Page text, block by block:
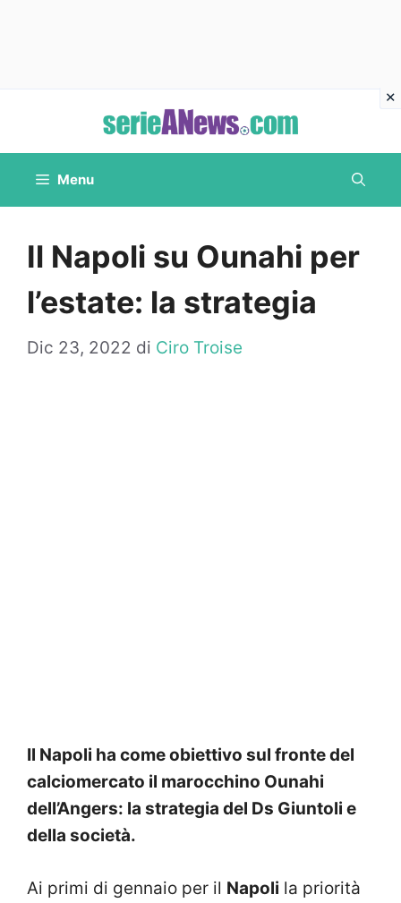
contenuto
Menu
Il Napoli su Ounahi per
l’estate: la strategia
Dic 23, 2022 di Ciro Troise
Il Napoli ha come obiettivo sul fronte del
calciomercato il marocchino Ounahi
dell’Angers: la strategia del Ds Giuntoli e
della società.
Ai primi di gennaio per il Napoli la priorità